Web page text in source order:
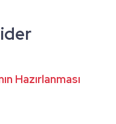
Hazırlanması